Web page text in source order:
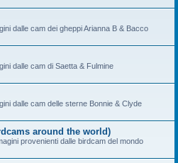
dalle cam dei gheppi Arianna B & Bacco
dalle cam di Saetta & Fulmine
dalle cam delle sterne Bonnie & Clyde
around the world)
provenienti dalle birdcam del mondo